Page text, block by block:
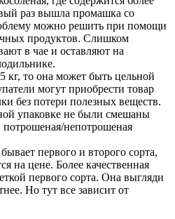
раз вышла промашка со
можно решить при помощи
продуктов. Слишком
в чае и оставляют на
кг, то она может быть цельной
могут приобрести товар
без потери полезных веществ.
упаковке не были смешаны
непотрошеная
первого и второго сорта,
на цене. Более качественная
первого сорта. Она выгляди
Но тут все зависит от